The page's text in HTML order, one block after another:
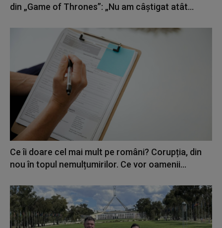
din „Game of Thrones”: „Nu am câștigat atât...
Ce îi doare cel mai mult pe români? Corupția, din
nou în topul nemulțumirilor. Ce vor oamenii...